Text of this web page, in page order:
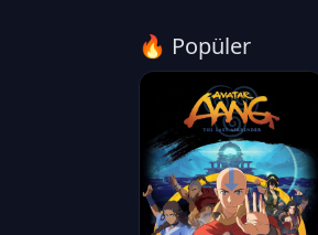
🔥 Popüler